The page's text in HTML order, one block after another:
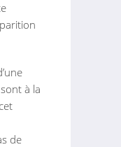
à la
de